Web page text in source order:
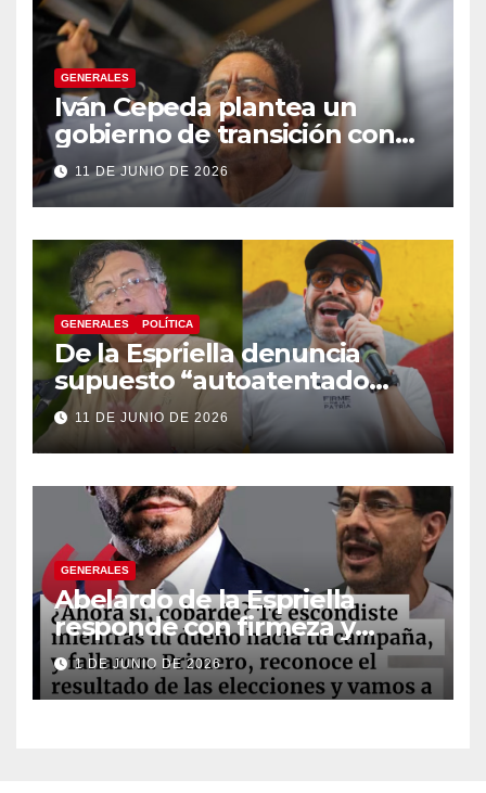
GENERALES
Iván Cepeda plantea un
gobierno de transición con
énfasis en el empalme
institucional y una eventual
constituyente
11 DE JUNIO DE 2026
GENERALES POLÍTICA
De la Espriella denuncia
supuesto “autoatentado
legislativo” tras decisión de
suspender provisionalmente
a Petro
11 DE JUNIO DE 2026
GENERALES
Abelardo de la Espriella
responde con firmeza y
fortalece su imagen de
liderazgo ante la controversia
1 DE JUNIO DE 2026